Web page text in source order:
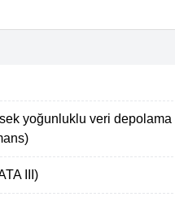
yoğunluklu veri depolama
III)